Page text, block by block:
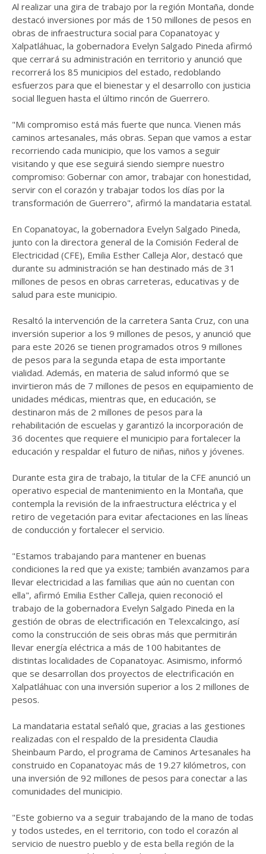
Al realizar una gira de trabajo por la región Montaña, donde
destacó inversiones por más de 150 millones de pesos en
obras de infraestructura social para Copanatoyac y
Xalpatláhuac, la gobernadora Evelyn Salgado Pineda afirmó
que cerrará su administración en territorio y anunció que
recorrerá los 85 municipios del estado, redoblando
esfuerzos para que el bienestar y el desarrollo con justicia
social lleguen hasta el último rincón de Guerrero.
"Mi compromiso está más fuerte que nunca. Vienen más
caminos artesanales, más obras. Sepan que vamos a estar
recorriendo cada municipio, que los vamos a seguir
visitando y que ese seguirá siendo siempre nuestro
compromiso: Gobernar con amor, trabajar con honestidad,
servir con el corazón y trabajar todos los días por la
transformación de Guerrero", afirmó la mandataria estatal.
En Copanatoyac, la gobernadora Evelyn Salgado Pineda,
junto con la directora general de la Comisión Federal de
Electricidad (CFE), Emilia Esther Calleja Alor, destacó que
durante su administración se han destinado más de 31
millones de pesos en obras carreteras, educativas y de
salud para este municipio.
Resaltó la intervención de la carretera Santa Cruz, con una
inversión superior a los 9 millones de pesos, y anunció que
para este 2026 se tienen programados otros 9 millones
de pesos para la segunda etapa de esta importante
vialidad. Además, en materia de salud informó que se
invirtieron más de 7 millones de pesos en equipamiento de
unidades médicas, mientras que, en educación, se
destinaron más de 2 millones de pesos para la
rehabilitación de escuelas y garantizó la incorporación de
36 docentes que requiere el municipio para fortalecer la
educación y respaldar el futuro de niñas, niños y jóvenes.
Durante esta gira de trabajo, la titular de la CFE anunció un
operativo especial de mantenimiento en la Montaña, que
contempla la revisión de la infraestructura eléctrica y el
retiro de vegetación para evitar afectaciones en las líneas
de conducción y fortalecer el servicio.
"Estamos trabajando para mantener en buenas
condiciones la red que ya existe; también avanzamos para
llevar electricidad a las familias que aún no cuentan con
ella", afirmó Emilia Esther Calleja, quien reconoció el
trabajo de la gobernadora Evelyn Salgado Pineda en la
gestión de obras de electrificación en Telexcalcingo, así
como la construcción de seis obras más que permitirán
llevar energía eléctrica a más de 100 habitantes de
distintas localidades de Copanatoyac. Asimismo, informó
que se desarrollan dos proyectos de electrificación en
Xalpatláhuac con una inversión superior a los 2 millones de
pesos.
La mandataria estatal señaló que, gracias a las gestiones
realizadas con el respaldo de la presidenta Claudia
Sheinbaum Pardo, el programa de Caminos Artesanales ha
construido en Copanatoyac más de 19.27 kilómetros, con
una inversión de 92 millones de pesos para conectar a las
comunidades del municipio.
"Este gobierno va a seguir trabajando de la mano de todas
y todos ustedes, en el territorio, con todo el corazón al
servicio de nuestro pueblo y de esta bella región de la